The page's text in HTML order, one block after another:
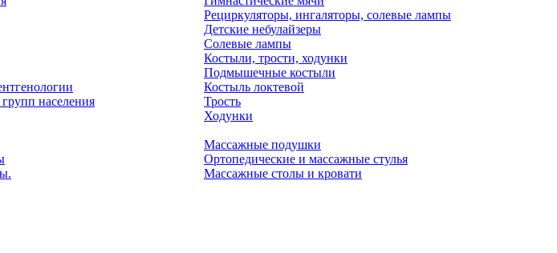
населения
Рециркуляторы, ингаляторы, солевые лампы
Детские небулайзеры
Солевые лампы
Костыли, трости, ходунки
Подмышечные костыли
Костыль локтевой
Трость
Ходунки
Массажные подушки
Ортопедические и массажные стулья
Массажные столы и кровати